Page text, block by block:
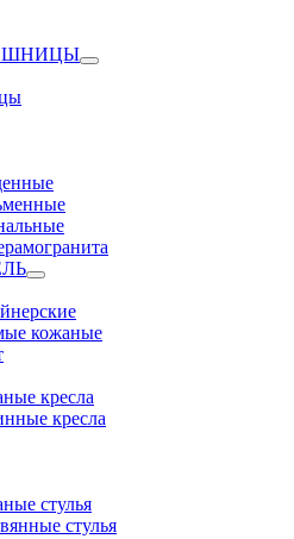
кожаные
кресла
кресла
стулья
стулья